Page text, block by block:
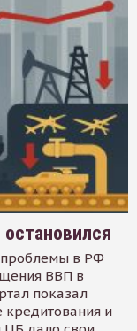
проблемы в РФ
ВВП в
показал
кредитования и